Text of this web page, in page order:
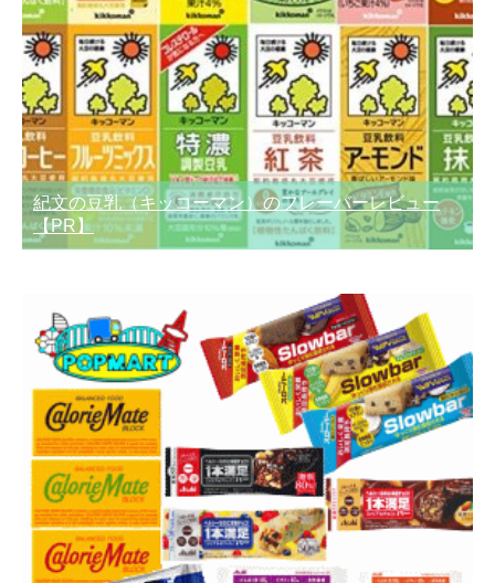
紀文の豆乳（キッコーマン）のフレーバーレビュー
【PR】